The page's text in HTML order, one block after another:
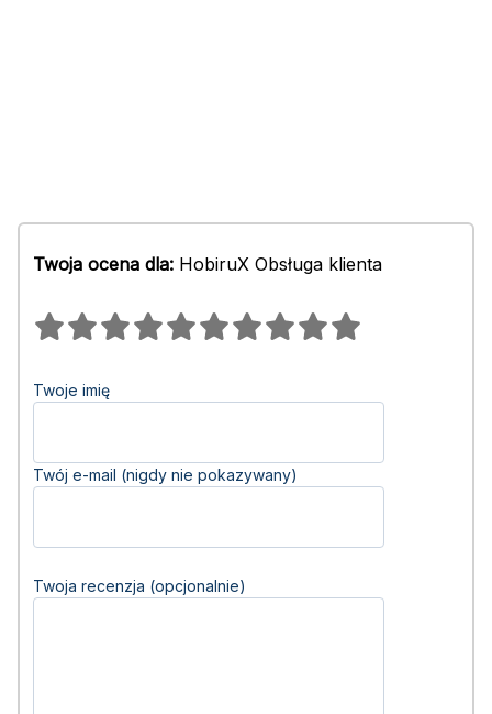
Twoja ocena dla: HobiruX Obsługa klienta
Twoje imię
Twój e-mail (nigdy nie pokazywany)
Twoja recenzja (opcjonalnie)